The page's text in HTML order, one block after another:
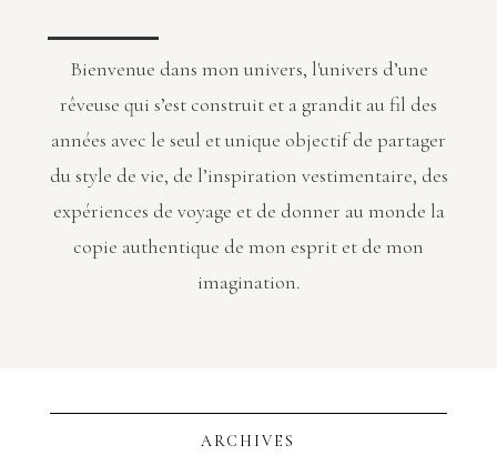
Bienvenue dans mon univers, l'univers d’une
rêveuse qui s’est construit et a grandit au fil des
années avec le seul et unique objectif de partager
du style de vie, de l’inspiration vestimentaire, des
expériences de voyage et de donner au monde la
copie authentique de mon esprit et de mon
imagination.
ARCHIVES